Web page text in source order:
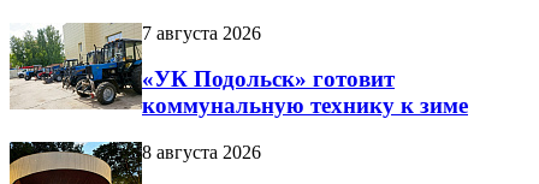
7 августа 2026
«УК Подольск» готовит
коммунальную технику к зиме
8 августа 2026